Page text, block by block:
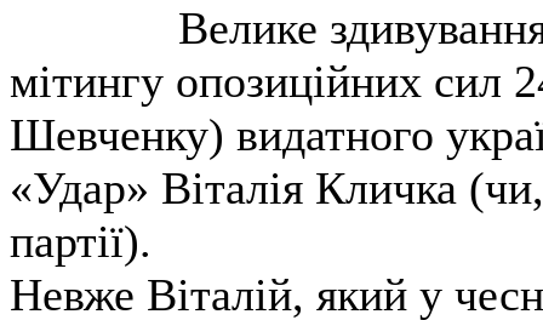
Велике
мітингу опозиційних сил
Шевченку) видатного
«Удар» Віталія Кличка
партії).
Невже Віталій, який у